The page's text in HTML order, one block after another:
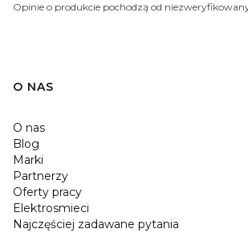
Opinie o produkcie pochodzą od
O NAS
O nas
Blog
Marki
Partnerzy
Oferty pracy
Elektrosmieci
Najczęściej zadawane pytania